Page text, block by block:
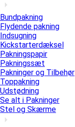
Bundpakning
Flydende pakning
Indsugning
Kickstarterdæksel
Pakningspapir
Pakningssæt
Pakninger og Tilbehør
Toppakning
Udstødning
Se alt i Pakninger
Stel og Skærme